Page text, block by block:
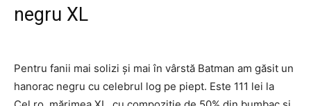
negru XL
Pentru fanii mai solizi şi mai în vârstă Batman am găsit un
hanorac negru cu celebrul log pe piept. Este 111 lei la